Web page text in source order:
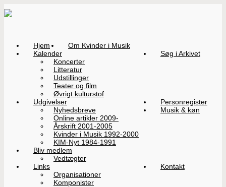
Hjem
Om Kvinder i Musik
Kalender
Koncerter
Litteratur
Udstillinger
Teater og film
Øvrigt kulturstof
Søg i Arkivet
Udgivelser
Nyhedsbreve
Online artikler 2009-
Årskrift 2001-2005
Kvinder i Musik 1992-2000
KIM-Nyt 1984-1991
Personregister
Musik & køn
Bliv medlem
Vedtægter
Links
Organisationer
Komponister
Kontakt